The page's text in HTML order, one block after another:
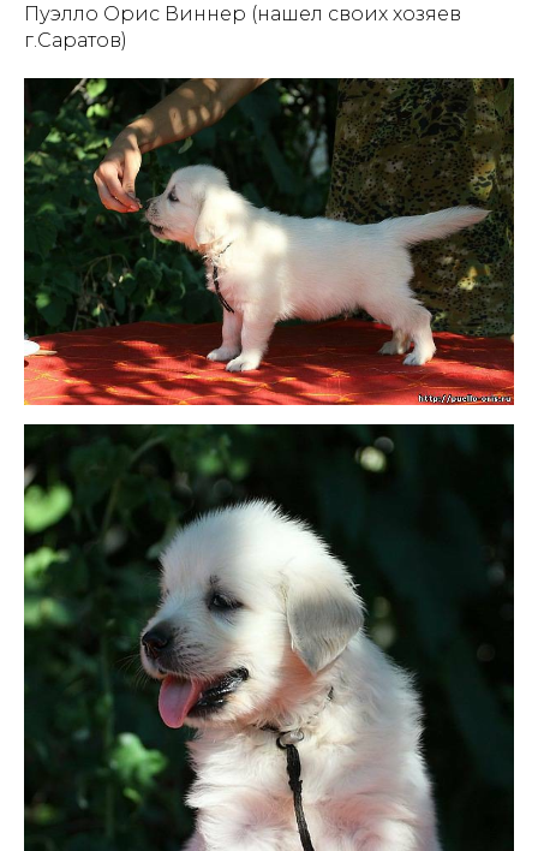
Пуэлло Орис Виннер (нашел своих хозяев
г.Саратов)